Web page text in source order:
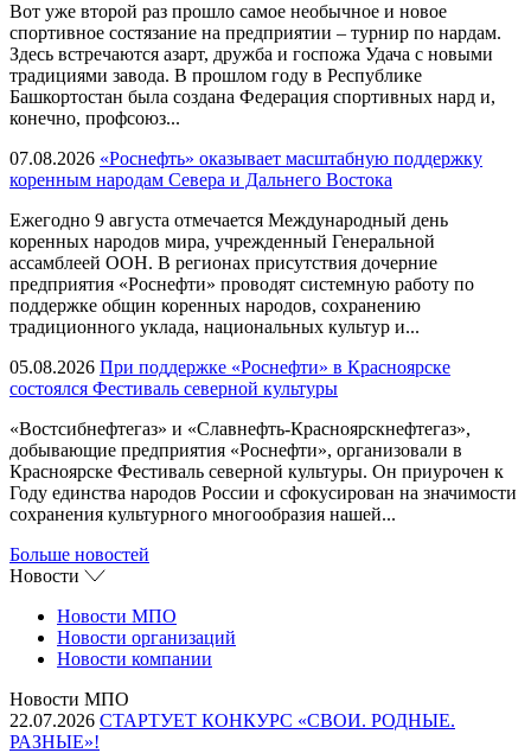
Вот уже второй раз прошло самое необычное и новое
спортивное состязание на предприятии – турнир по нардам.
Здесь встречаются азарт, дружба и госпожа Удача с новыми
традициями завода. В прошлом году в Республике
Башкортостан была создана Федерация спортивных нард и,
конечно, профсоюз...
07.08.2026 «Роснефть» оказывает масштабную поддержку
коренным народам Севера и Дальнего Востока
Ежегодно 9 августа отмечается Международный день
коренных народов мира, учрежденный Генеральной
ассамблеей ООН. В регионах присутствия дочерние
предприятия «Роснефти» проводят системную работу по
поддержке общин коренных народов, сохранению
традиционного уклада, национальных культур и...
05.08.2026 При поддержке «Роснефти» в Красноярске
состоялся Фестиваль северной культуры
«Востсибнефтегаз» и «Славнефть-Красноярскнефтегаз»,
добывающие предприятия «Роснефти», организовали в
Красноярске Фестиваль северной культуры. Он приурочен к
Году единства народов России и сфокусирован на значимости
сохранения культурного многообразия нашей...
Больше новостей
Новости
Новости МПО
Новости организаций
Новости компании
Новости МПО
22.07.2026 СТАРТУЕТ КОНКУРС «СВОИ. РОДНЫЕ.
РАЗНЫЕ»!